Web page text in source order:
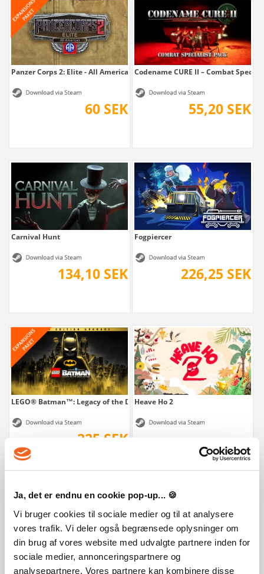
Ja, det er endnu en cookie pop-up... 🍪
Vi bruger cookies til sociale medier og til at analysere
vores trafik. Vi deler også begrænsede oplysninger om
din brug af vores website med udvalgte partnere inden for
sociale medier, annonceringspartnere og
analysepartnere. Vores partnere kan kombinere disse
Panzer Corps 2: Elite - All American
60 SEK
Codename CURE II – Combat
55,20 SEK
Carnival Hunt
134,10 SEK
Fogpiercer
226,25 SEK
LEGO® Batman™: Legacy of the Dark Knight...
225 SEK
Heave Ho 2
Farming Simulator 25: Beans & Alpacas...The Mound: Omen of Cthulhu